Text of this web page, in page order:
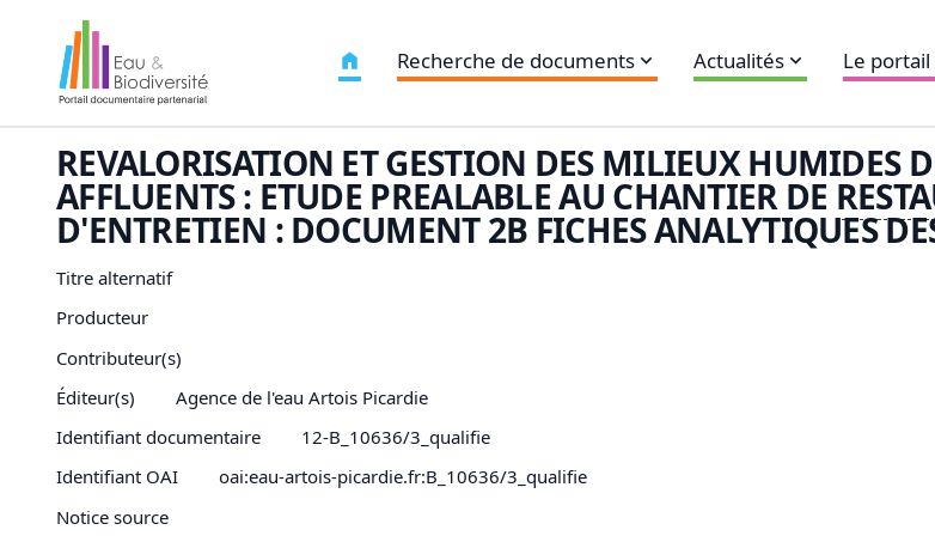
Recherche de documents Actualités Le portail
REVALORISATION ET GESTION DES MILIEUX HUMIDES
AFFLUENTS : ETUDE PREALABLE AU CHANTIER DE
D'ENTRETIEN : DOCUMENT 2B FICHES ANALYTIQUES
Titre alternatif
Producteur
Contributeur(s)
Éditeur(s)
Agence de l'eau Artois Picardie
Identifiant documentaire
12-B_10636/3_qualifie
Identifiant OAI
oai:eau-artois-picardie.fr:B_10636/3_qualifie
Notice source